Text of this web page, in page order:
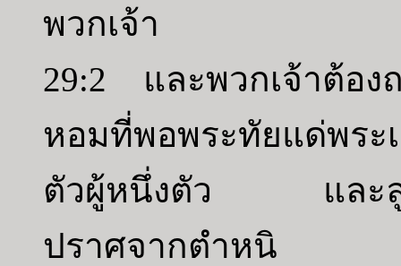
พวกเจ้า
29:2 และพวกเจ้าต้อง
หอมที่พอพระทัยแด่พร
ตัวผู้หนึ่งตัว และลูก
ปราศจากตำหนิ